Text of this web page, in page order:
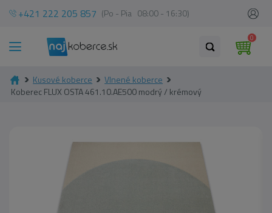
+421 222 205 857 (Po - Pia 08:00 - 16:30)
0
Kusové koberce
Vlnené koberce
Koberec FLUX OSTA 461.10.AE500 modrý / krémový